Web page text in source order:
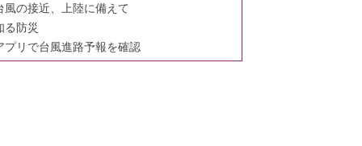
風の接近、上陸に備えて
る防災
プリで台風進路予報を確認